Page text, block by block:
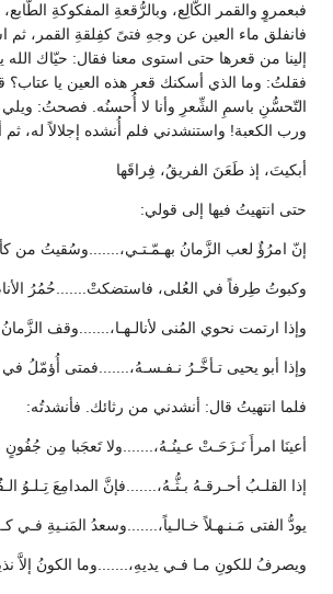
فبعمروٍ والقمر الكّالِع، وبالرُّقعةِ المفكوكةِ الطّابع،
فانفلق ماء العين عن وجهِ فتىً كفِلقةِ القمر، ثم
إلينا من قعرها حتى استوى معنا فقال: حيّاك الله
فقلتُ: وما الذي أسكنك قعر هذه العين يا عتاب؟
التّحسُّنِ باسمِ الشِّعرِ وأنا لا أُحسنُه. فصحتُ:
ورب الكعبة! واستنشدني فلم أُنشده إجلالاً له، ثم
أبكيتَ، إذ طَعَنَ الفريقُ، فِراقَها
حتى انتهيتُ فيها إلى قولي:
إنّ امرُؤٌ لعب الزَّمانُ بهـمّـتـي،.......وسُقيتُ من
وكبوتُ طِرفاً في العُلى، فاستضكتْ.......حُمُرُ الأنامِ،
وإذا ارتمت نحوي المُنى لأنالـهـا،.......وقف الزَّمانُ
وإذا أبو يحيى تـأخَّـرُ نـفـسـهُ،.......فمتى أُؤمّلُ في
فلما انتهيتُ قال: أنشدني من رثائك. فأنشدتُه:
أعينَا امرأَ نَـزَحَـتْ عـينُـهُ،.......ولا تَعجَبا مِن جُفُونٍ
إذا القلـبُ أحـرقـهُ بـثُّـهُ،.......فإنَّ المدامِعَ تِـلـوُ
يودُّ الفتى مَـنـهـلاً خـالـياً،.......وسعدُ المَنـيةِ فـي
ويصرفُ للكونِ مـا فـي يديهِ،.......وما الكونُ إلاَّ